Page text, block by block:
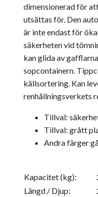
dimensionerad för
utsättas för. Den
är inte endast för
säkerheten vid
kan glida av
sopcontainern.
källsortering. Kan
renhållningsverkets
Tillval:
Tillval: grått
Andra färger
Kapacitet (kg):
Längd / Djup: